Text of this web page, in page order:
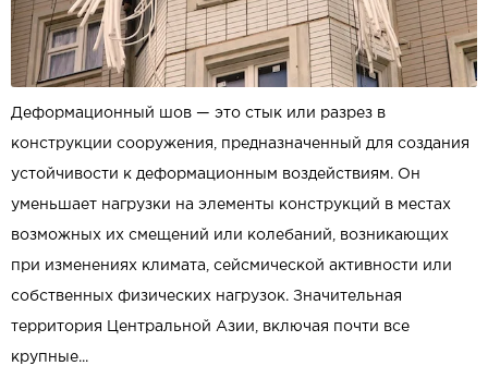
Деформационный шов — это стык или разрез в
конструкции сооружения, предназначенный для создания
устойчивости к деформационным воздействиям. Он
уменьшает нагрузки на элементы конструкций в местах
возможных их смещений или колебаний, возникающих
при изменениях климата, сейсмической активности или
собственных физических нагрузок. Значительная
территория Центральной Азии, включая почти все
крупные...